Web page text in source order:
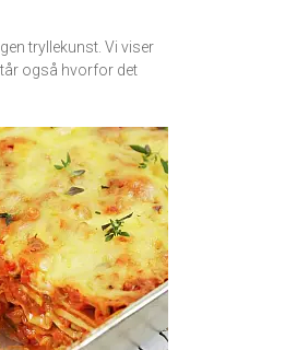
tryllekunst. Vi viser
også hvorfor det